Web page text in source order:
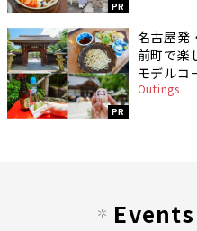
PR
PR
名古屋発
前町で楽
モデルコ
Outings